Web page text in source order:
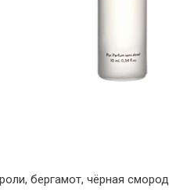
бергамот, чёрная